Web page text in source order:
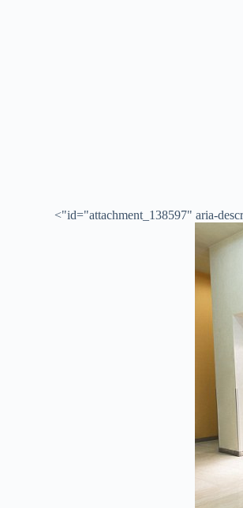
id="attachment_138597" aria-